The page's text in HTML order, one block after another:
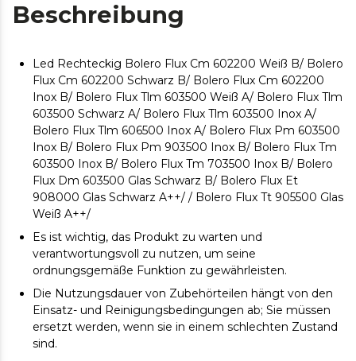
Beschreibung
Led Rechteckig Bolero Flux Cm ​​​​602200 Weiß B/ Bolero
Flux Cm ​​​​602200 Schwarz B/ Bolero Flux Cm ​​602200
Inox B/ Bolero Flux Tlm 603500 Weiß A/ Bolero Flux Tlm
603500 Schwarz A/ Bolero Flux Tlm 603500 Inox A/
Bolero Flux Tlm 606500 Inox A/ Bolero Flux Pm 603500
Inox B/ Bolero Flux Pm 903500 Inox B/ Bolero Flux Tm
603500 Inox B/ Bolero Flux Tm 703500 Inox B/ Bolero
Flux Dm 603500 Glas Schwarz B/ Bolero Flux Et
908000 Glas Schwarz A++/ / Bolero Flux Tt 905500 Glas
Weiß A++/
Es ist wichtig, das Produkt zu warten und
verantwortungsvoll zu nutzen, um seine
ordnungsgemäße Funktion zu gewährleisten.
Die Nutzungsdauer von Zubehörteilen hängt von den
Einsatz- und Reinigungsbedingungen ab; Sie müssen
ersetzt werden, wenn sie in einem schlechten Zustand
sind.